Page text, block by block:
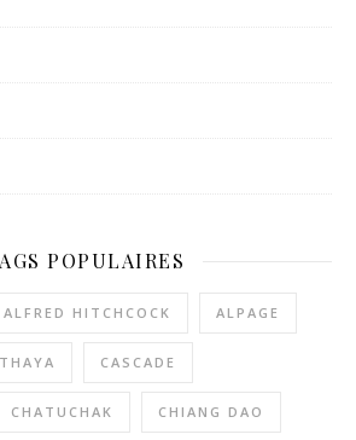
POPULAIRES
ALFRED HITCHCOCK ALPAGE
CASCADE
CHATUCHAK CHIANG DAO